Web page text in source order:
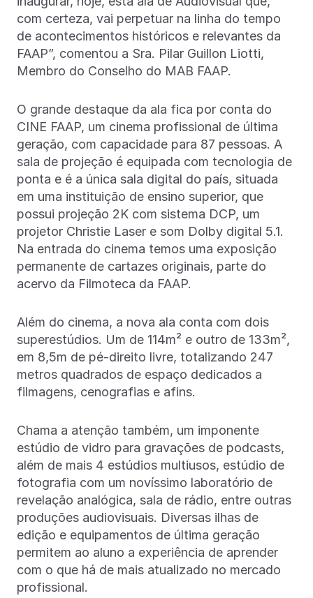
com certeza, vai perpetuar na linha do tempo
de acontecimentos históricos e relevantes da
FAAP”, comentou a Sra. Pilar Guillon Liotti,
Membro do Conselho do MAB FAAP.
O grande destaque da ala fica por conta do
CINE FAAP, um cinema profissional de última
geração, com capacidade para 87 pessoas. A
sala de projeção é equipada com tecnologia de
ponta e é a única sala digital do país, situada
em uma instituição de ensino superior, que
possui projeção 2K com sistema DCP, um
projetor Christie Laser e som Dolby digital 5.1.
Na entrada do cinema temos uma exposição
permanente de cartazes originais, parte do
acervo da Filmoteca da FAAP.
Além do cinema, a nova ala conta com dois
superestúdios. Um de 114m² e outro de 133m²,
em 8,5m de pé-direito livre, totalizando 247
metros quadrados de espaço dedicados a
filmagens, cenografias e afins.
Chama a atenção também, um imponente
estúdio de vidro para gravações de podcasts,
além de mais 4 estúdios multiusos, estúdio de
fotografia com um novíssimo laboratório de
revelação analógica, sala de rádio, entre outras
produções audiovisuais. Diversas ilhas de
edição e equipamentos de última geração
permitem ao aluno a experiência de aprender
com o que há de mais atualizado no mercado
profissional.